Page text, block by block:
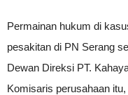
Permainan hukum di
pesakitan di PN Serang
Dewan Direksi PT.
Komisaris perusahaan